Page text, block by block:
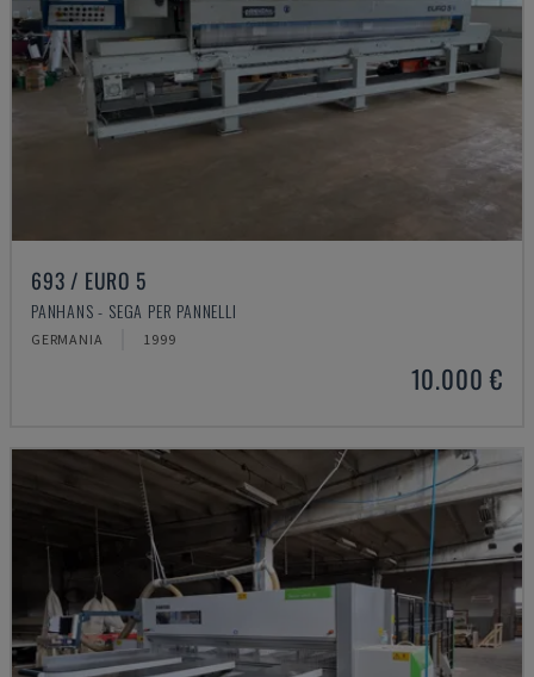
693 / EURO 5
PANHANS - SEGA PER PANNELLI
GERMANIA 1999
10.000 €